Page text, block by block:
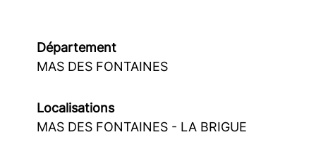
Département
MAS DES FONTAINES
Localisations
MAS DES FONTAINES - LA BRIGUE